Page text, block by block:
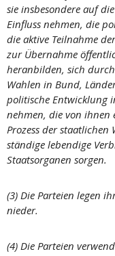
sie insbesondere auf
Einfluss nehmen, die
die aktive Teilnahme
zur Übernahme
heranbilden, sich
Wahlen in Bund,
politische Entwicklung
nehmen, die von ihnen
Prozess der
ständige lebendige
Staatsorganen sorgen.
(3) Die Parteien legen
nieder.
(4) Die Parteien